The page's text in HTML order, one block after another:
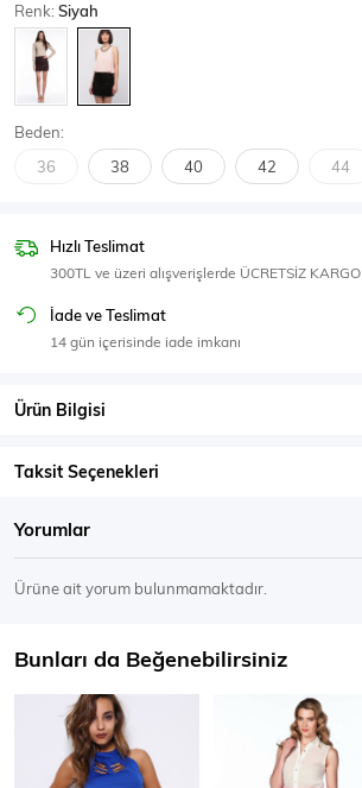
Body
SPOR GİYİM
Eşofman Üstü
Renk:Siyah
Beden:
36 38 40 42 44
Hızlı Teslimat
300TL ve üzeri alışverişlerde ÜCRETSİZ KARGO
İade ve Teslimat
14 gün içerisinde iade imkanı
Ürün Bilgisi
Taksit Seçenekleri
Yorumlar
Ürüne ait yorum bulunmamaktadır.
Bunları da Beğenebilirsiniz